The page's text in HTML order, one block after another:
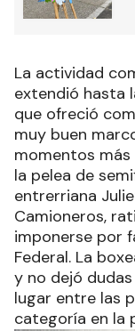
La actividad
extendió hasta
que ofreció
muy buen
momentos
la pelea de
entrerriana
Camioneros,
imponerse por
Federal. La
y no dejó
lugar entre las
categoría en la